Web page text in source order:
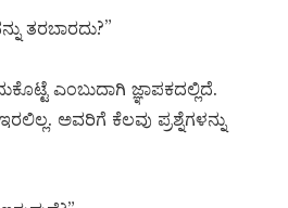
ತರಬಾರದು?”
ಎಂಬುದಾಗಿ ಜ್ಞಾಪಕದಲ್ಲಿದೆ.
ಅವರಿಗೆ ಕೆಲವು ಪ್ರಶ್ನೆಗಳನ್ನು